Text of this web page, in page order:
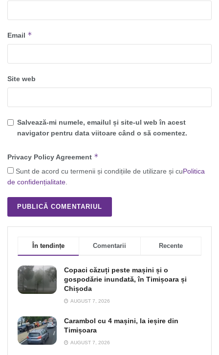
Email *
Site web
Salvează-mi numele, emailul și site-ul web în acest
navigator pentru data viitoare când o să comentez.
Privacy Policy Agreement *
Sunt de acord cu termenii și condițiile de utilizare și cuPolitica
de confidențialitate.
În tendințe Comentarii Recente
Copaci căzuți peste mașini și o
gospodărie inundată, în Timișoara și
Chișoda
AUGUST 7, 2026
Carambol cu 4 mașini, la ieșire din
Timișoara
AUGUST 7, 2026